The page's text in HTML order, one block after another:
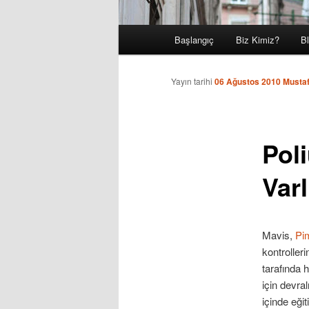
Birincil
içeriğe
Başlangıç Biz Kimiz?
Yayın tarihi 06 Ağustos 2010
Mavis,
tarafında
için
içinde